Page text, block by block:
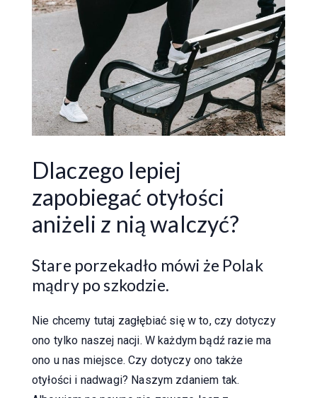
Dlaczego lepiej
zapobiegać otyłości
aniżeli z nią walczyć?
Stare porzekadło mówi że Polak
mądry po szkodzie.
Nie chcemy tutaj zagłębiać się w to, czy dotyczy
ono tylko naszej nacji. W każdym bądź razie ma
ono u nas miejsce. Czy dotyczy ono także
otyłości i nadwagi? Naszym zdaniem tak.